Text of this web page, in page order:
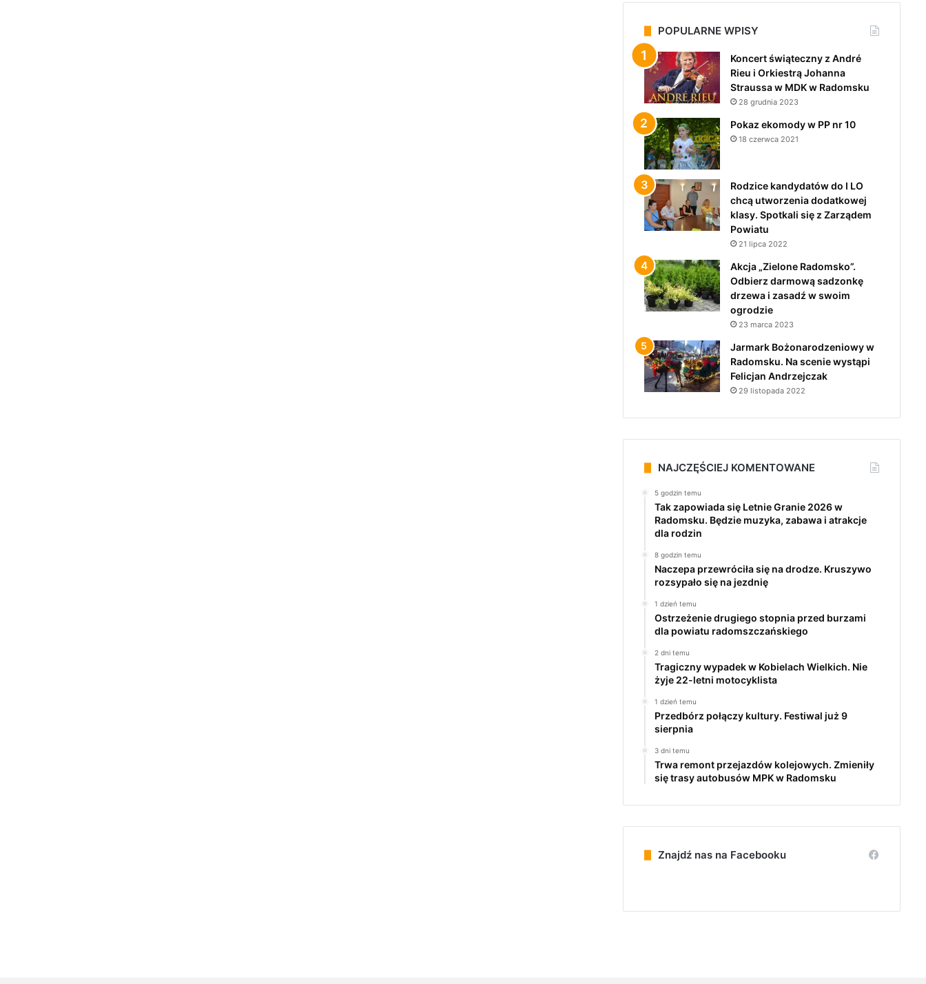
POPULARNE WPISY
Koncert świąteczny z André
Rieu i Orkiestrą Johanna
Straussa w MDK w Radomsku
28 grudnia 2023
Pokaz ekomody w PP nr 10
18 czerwca 2021
Rodzice kandydatów do I LO
chcą utworzenia dodatkowej
klasy. Spotkali się z Zarządem
Powiatu
21 lipca 2022
Akcja „Zielone Radomsko”.
Odbierz darmową sadzonkę
drzewa i zasadź w swoim
ogrodzie
23 marca 2023
Jarmark Bożonarodzeniowy w
Radomsku. Na scenie wystąpi
Felicjan Andrzejczak
29 listopada 2022
NAJCZĘŚCIEJ KOMENTOWANE
5 godzin temu
Tak zapowiada się Letnie Granie 2026 w
Radomsku. Będzie muzyka, zabawa i atrakcje
dla rodzin
8 godzin temu
Naczepa przewróciła się na drodze. Kruszywo
rozsypało się na jezdnię
1 dzień temu
Ostrzeżenie drugiego stopnia przed burzami
dla powiatu radomszczańskiego
2 dni temu
Tragiczny wypadek w Kobielach Wielkich. Nie
żyje 22-letni motocyklista
1 dzień temu
Przedbórz połączy kultury. Festiwal już 9
sierpnia
3 dni temu
Trwa remont przejazdów kolejowych. Zmieniły
się trasy autobusów MPK w Radomsku
Znajdź nas na Facebooku